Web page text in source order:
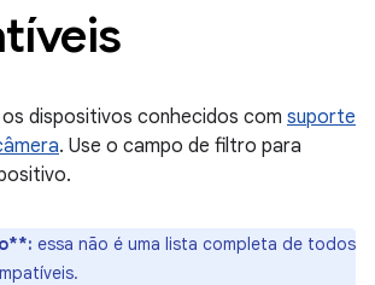
dispositivos conhecidos com suporte
. Use o campo de filtro para
essa não é uma lista completa de todos